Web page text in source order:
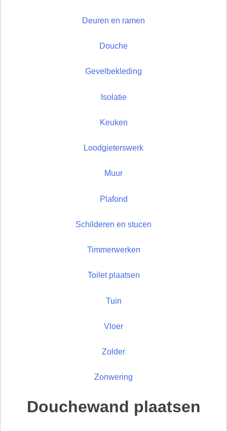
Deuren en ramen
Douche
Gevelbekleding
Isolatie
Keuken
Loodgieterswerk
Muur
Plafond
Schilderen en stucen
Timmerwerken
Toilet plaatsen
Tuin
Vloer
Zolder
Zonwering
Douchewand plaatsen